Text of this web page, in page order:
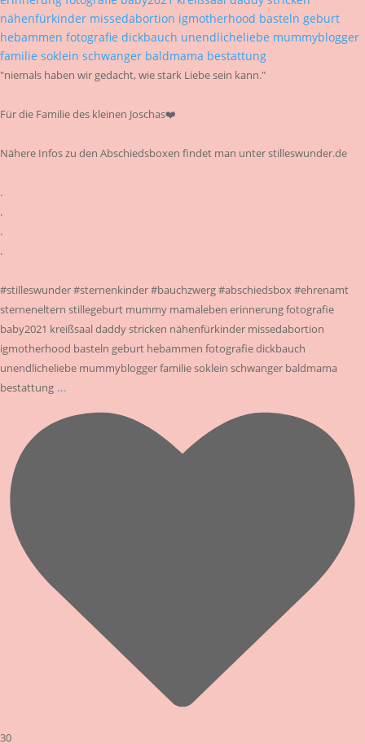
"niemals haben wir gedacht, wie stark Liebe sein kann."
Für die Familie des kleinen Joschas❤️
Nähere Infos zu den Abschiedsboxen findet man unter stilleswunder.de
.
.
.
.
#stilleswunder #sternenkinder #bauchzwerg #abschiedsbox #ehrenamt
sterneneltern stillegeburt mummy mamaleben erinnerung fotografie
baby2021 kreißsaal daddy stricken nähenfürkinder missedabortion
igmotherhood basteln geburt hebammen fotografie dickbauch
unendlicheliebe mummyblogger familie soklein schwanger baldmama
bestattung ...
30